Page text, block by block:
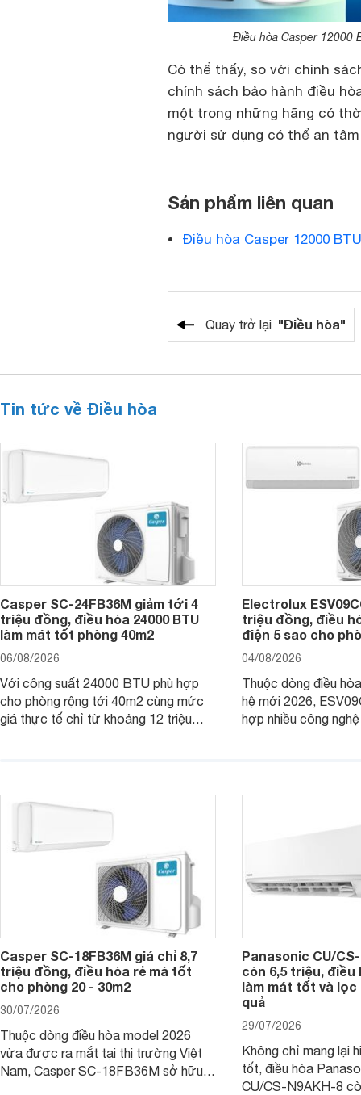
Điều hòa Casper 12000
Có thể thấy, so với chính
chính sách bảo hành điều
một trong những hãng có
người sử dụng có thể an
Sản phẩm liên quan
Điều hòa Casper 12000
Quay trở lại "Điều hòa"
Tin tức về Điều hòa
Casper SC-24FB36M giảm tới 4
triệu đồng, điều hòa 24000 BTU
làm mát tốt phòng 40m2
06/08/2026
Với công suất 24000 BTU phù hợp
cho phòng rộng tới 40m2 cùng mức
giá thực tế chỉ từ khoảng 12 triệu
Electrolux
triệu đồng, điều
điện 5 sao cho
04/08/2026
Thuộc dòng điều
hệ mới 2026,
hợp nhiều công
Casper SC-18FB36M giá chỉ 8,7
triệu đồng, điều hòa rẻ mà tốt
cho phòng 20 - 30m2
30/07/2026
Thuộc dòng điều hòa model 2026
vừa được ra mắt tại thị trường Việt
Nam, Casper SC-18FB36M sở hữu
Panasonic CU/
còn 6,5 triệu, điều
làm mát tốt và lọc
quả
29/07/2026
Không chỉ mang lại
tốt, điều hòa
CU/CS-N9AKH-8